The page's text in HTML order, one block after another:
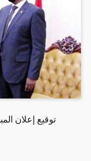
توقيع إعلان